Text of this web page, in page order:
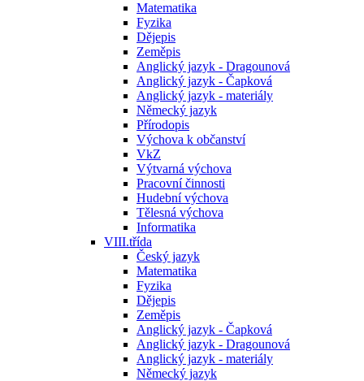
Matematika
Fyzika
Dějepis
Zeměpis
Anglický jazyk - Dragounová
Anglický jazyk - Čapková
Anglický jazyk - materiály
Německý jazyk
Přírodopis
Výchova k občanství
VkZ
Výtvarná výchova
Pracovní činnosti
Hudební výchova
Tělesná výchova
Informatika
VIII.třída
Český jazyk
Matematika
Fyzika
Dějepis
Zeměpis
Anglický jazyk - Čapková
Anglický jazyk - Dragounová
Anglický jazyk - materiály
Německý jazyk